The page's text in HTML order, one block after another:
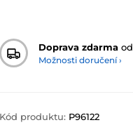
Doprava zdarma od
Možnosti doručení ›
Kód produktu: P96122